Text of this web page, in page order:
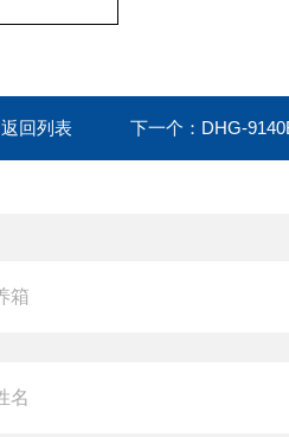
返回列表 下一个： DHG-